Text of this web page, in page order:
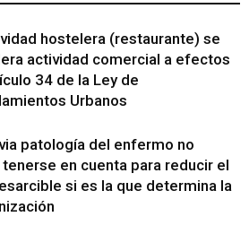
hostelera (restaurante) se
actividad comercial a efectos
34 de la Ley de
Urbanos
patología del enfermo no
en cuenta para reducir el
si es la que determina la